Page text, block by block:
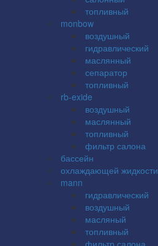
топливный
monbow
воздушный
гидравлический
маслянный
сепаратор
топливный
rb-exide
воздушный
маслянный
топливный
фильтр салона
бассейн
охлаждающей жидкости
mann
гидравлический
воздушный
масляный
топливный
фильтр салона